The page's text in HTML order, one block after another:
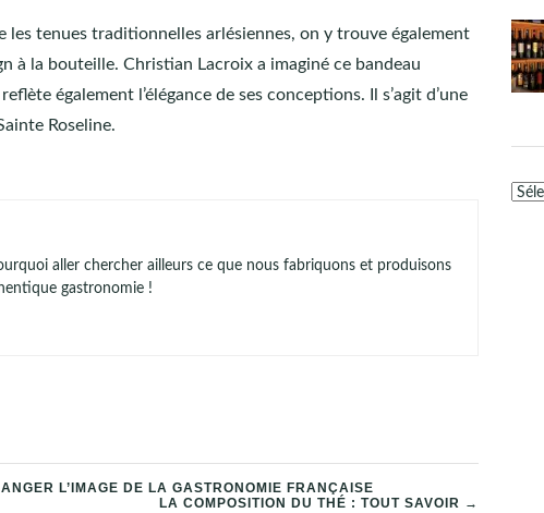
les tenues traditionnelles arlésiennes, on y trouve également
à la bouteille. Christian Lacroix a imaginé ce bandeau
également l’élégance de ses conceptions. Il s’agit d’une
Roseline.
aller chercher ailleurs ce que nous fabriquons et produisons
gastronomie !
L’IMAGE DE LA GASTRONOMIE FRANÇAISE
LA COMPOSITION DU THÉ : TOUT SAVOIR →
Nos